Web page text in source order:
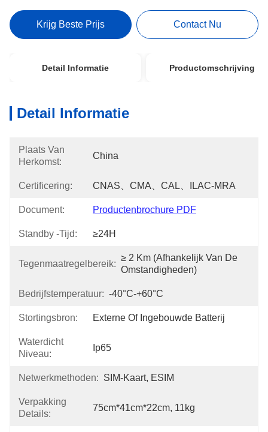
Krijg Beste Prijs Contact Nu
Detail Informatie Productomschrijving
Detail Informatie
Plaats Van
Herkomst:
China
Certificering: CNAS、CMA、CAL、ILAC-MRA
Document: Productenbrochure PDF
Standby -tijd: ≥24H
Tegenmaatregelbereik:
≥ 2 Km (afhankelijk Van De
Omstandigheden)
Bedrijfstemperatuur: -40°C-+60°C
Stortingsbron: Externe Of Ingebouwde Batterij
Waterdicht
Niveau:
Ip65
Netwerkmethoden: SIM-Kaart, ESIM
Verpakking
Details:
75cm*41cm*22cm, 11kg